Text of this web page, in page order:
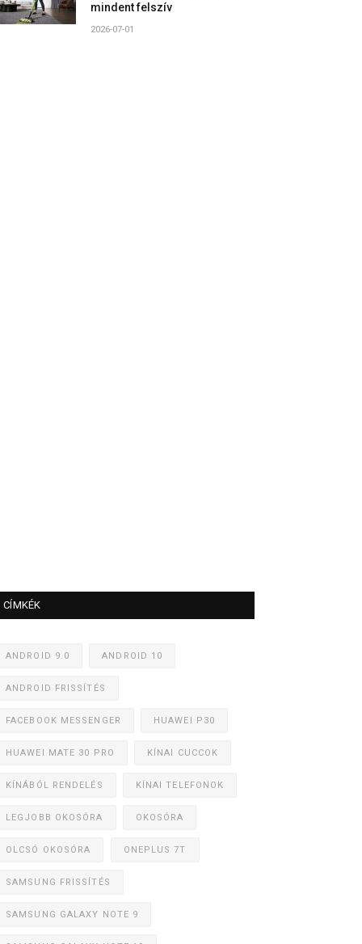
mindent felszív
2026-07-01
CÍMKÉK
ANDROID 9.0 ANDROID 10
ANDROID FRISSÍTÉS
FACEBOOK MESSENGER HUAWEI P30
HUAWEI MATE 30 PRO KÍNAI CUCCOK
KÍNÁBÓL RENDELÉS KÍNAI TELEFONOK
LEGJOBB OKOSÓRA OKOSÓRA
OLCSÓ OKOSÓRA ONEPLUS 7T
SAMSUNG FRISSÍTÉS
SAMSUNG GALAXY NOTE 9